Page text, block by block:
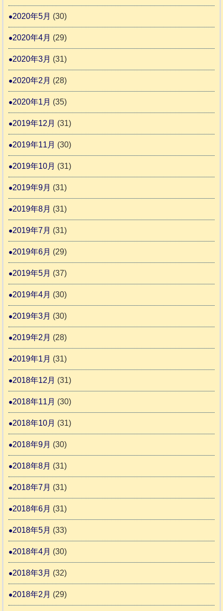
2020年5月 (30)
2020年4月 (29)
2020年3月 (31)
2020年2月 (28)
2020年1月 (35)
2019年12月 (31)
2019年11月 (30)
2019年10月 (31)
2019年9月 (31)
2019年8月 (31)
2019年7月 (31)
2019年6月 (29)
2019年5月 (37)
2019年4月 (30)
2019年3月 (30)
2019年2月 (28)
2019年1月 (31)
2018年12月 (31)
2018年11月 (30)
2018年10月 (31)
2018年9月 (30)
2018年8月 (31)
2018年7月 (31)
2018年6月 (31)
2018年5月 (33)
2018年4月 (30)
2018年3月 (32)
2018年2月 (29)